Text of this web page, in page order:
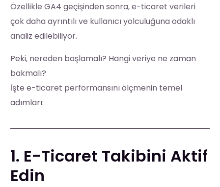
Özellikle GA4 geçişinden sonra, e-ticaret verileri
çok daha ayrıntılı ve kullanıcı yolculuğuna odaklı
analiz edilebiliyor.
Peki, nereden başlamalı? Hangi veriye ne zaman
bakmalı?
İşte e-ticaret performansını ölçmenin temel
adımları:
1. E-Ticaret Takibini Aktif
Edin